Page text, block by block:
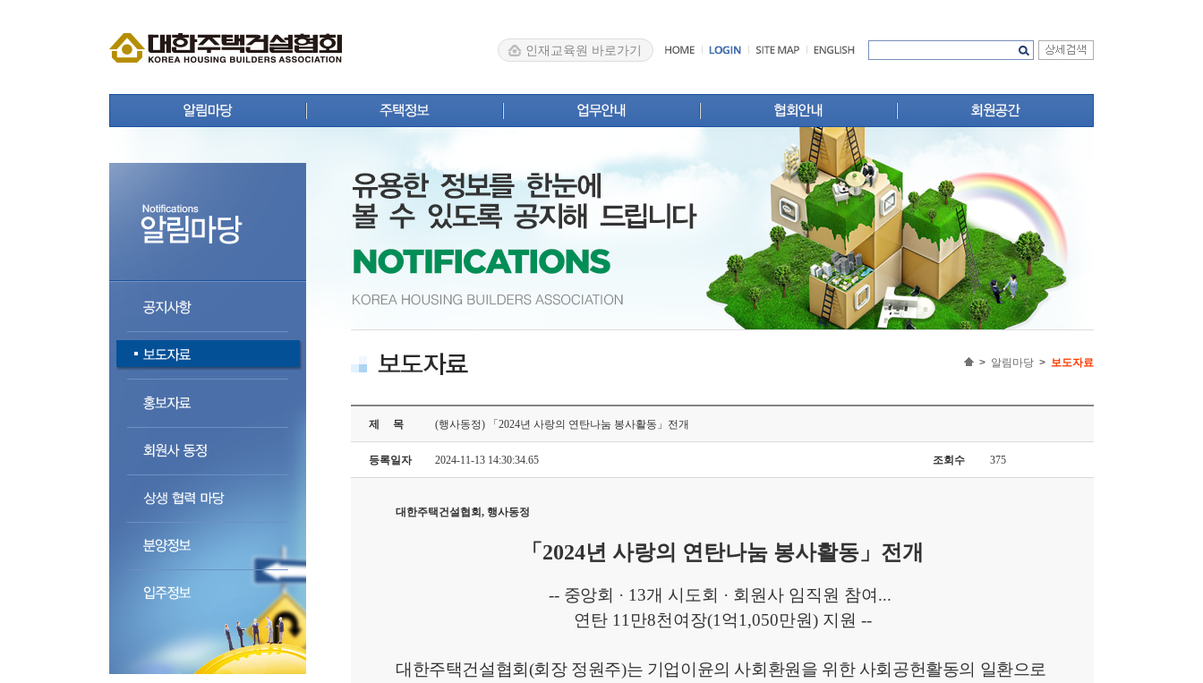
인재교육원 바로가기
회원사 동정
상생 협력 마당
주택사업 안내
연구원 Brief
주택통계
주택등록업체 검색
주택자료실
변경신고
영업실적·계획신고
분양실적·계획신고
확인서발급
자주 묻는 질문
주택사업자 윤리강령
협회소개
조직 및 구성
주요업무 추진실적
법령·제도개선 실적
찾아오시는 길
무료법률상담
회원사 신문고
범정부 애로해소 지원센터
택지정보
업무서식
회원자료실
규제예보
> 알림마당 > 보도자료
제 목 (행사동정) 「2024년 사랑의 연탄나눔 봉사활동」전개
등록일자 2024-11-13 14:30:34.65 조회수 375
대한주택건설협회 , 행사동정
「 2024년 사랑의 연탄나눔 봉사활동 」 전개
-- 중앙회 · 13개 시도회 · 회원사 임직원 참여 ...
연탄 11 만8천여장(1 억1,050만원) 지원 --
대한주택건설협회(회장 정원주)는 기업이윤의 사회환원을 위한 사회공헌활동의 일환으로